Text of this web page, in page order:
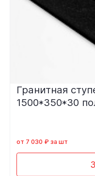
Гранитная
1500*350*30
от 7 030 ₽ за шт